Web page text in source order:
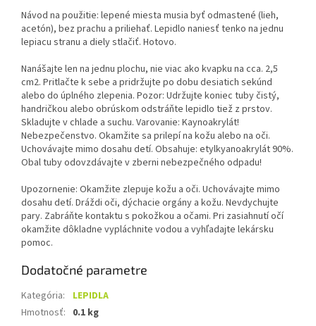
Návod na použitie: lepené miesta musia byť odmastené (lieh,
acetón), bez prachu a priliehať. Lepidlo naniesť tenko na jednu
lepiacu stranu a diely stlačiť. Hotovo.
Nanášajte len na jednu plochu, nie viac ako kvapku na cca. 2,5
cm2. Pritlačte k sebe a pridržujte po dobu desiatich sekúnd
alebo do úplného zlepenia. Pozor: Udržujte koniec tuby čistý,
handričkou alebo obrúskom odstráňte lepidlo tiež z prstov.
Skladujte v chlade a suchu. Varovanie: Kaynoakrylát!
Nebezpečenstvo. Okamžite sa prilepí na kožu alebo na oči.
Uchovávajte mimo dosahu detí. Obsahuje: etylkyanoakrylát 90%.
Obal tuby odovzdávajte v zberni nebezpečného odpadu!
Upozornenie: Okamžite zlepuje kožu a oči. Uchovávajte mimo
dosahu detí. Dráždi oči, dýchacie orgány a kožu. Nevdychujte
pary. Zabráňte kontaktu s pokožkou a očami. Pri zasiahnutí očí
okamžite dôkladne vypláchnite vodou a vyhľadajte lekársku
pomoc.
Dodatočné parametre
Kategória:
LEPIDLA
Hmotnosť: 0.1 kg